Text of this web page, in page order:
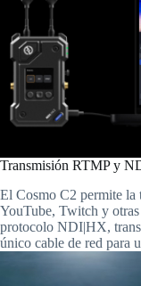
Transmisión RTMP y
El Cosmo C2 permite la
YouTube, Twitch y
protocolo NDI|HX,
único cable de red para